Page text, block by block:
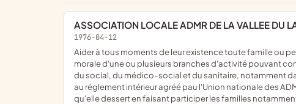
ASSOCIATION LOCALE ADMR DE LA VALLEE DU
1976-04-12
aider à tous moments de leur existence toute famille ou personne habitant dans les communes et les quartiers où elle exerce son action ; assurer la responsabilité matérielle et
morale d'une ou plusieurs branches d'activité pouvant
du social, du médico-social et du sanitaire, notamment
au réglement intérieur agréé pau l'Union nationale des
qu'elle dessert en faisant participer les familles